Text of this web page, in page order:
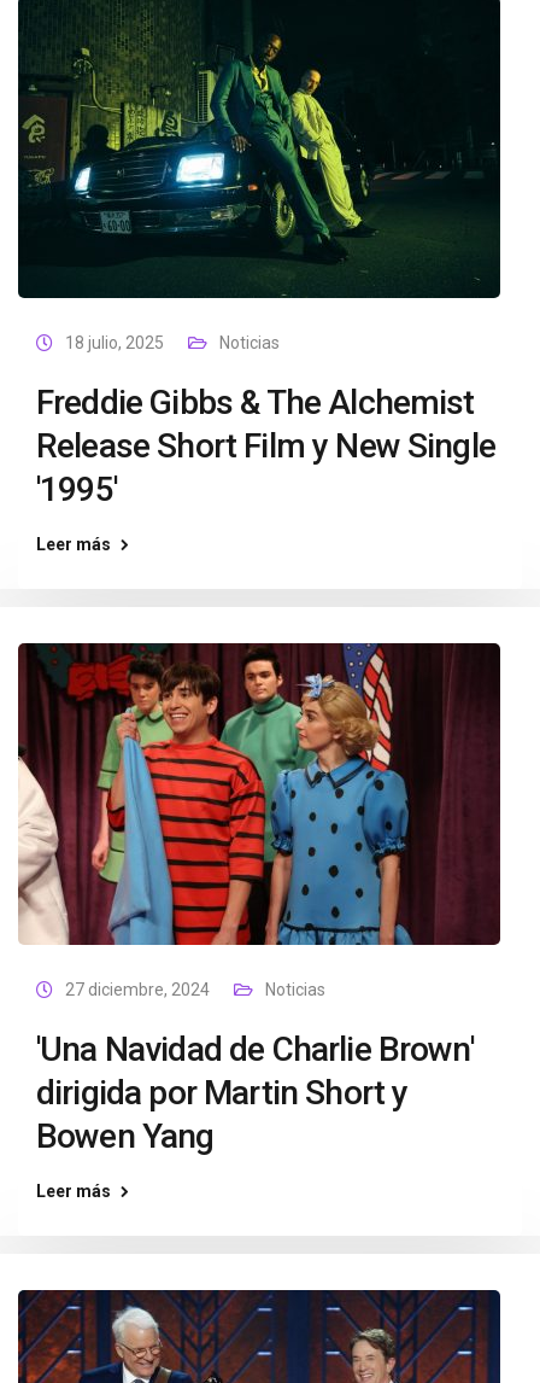
18 julio, 2025 Noticias
Freddie Gibbs & The Alchemist
Release Short Film y New Single
'1995'
Leer más
27 diciembre, 2024 Noticias
'Una Navidad de Charlie Brown'
dirigida por Martin Short y
Bowen Yang
Leer más